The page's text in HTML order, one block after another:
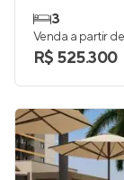
3
Venda a partir de
R$ 525.300